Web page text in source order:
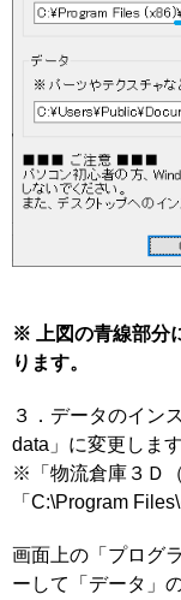
※ 上図の青線部分
ります。
３．データのイン
data」に変更します
※「物流倉庫３Ｄ
「C:\Program
画面上の「プログ
ーして「データ」